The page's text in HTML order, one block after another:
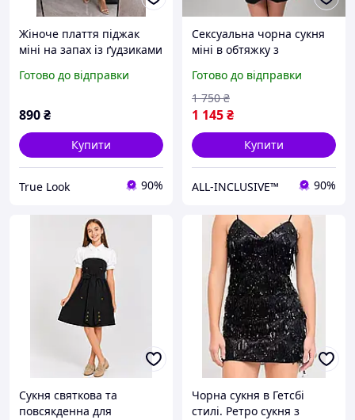
Жіноче плаття піджак
міні на запах із ґудзиками
рожеве бежеве
Готово до відправки
890₴
Купити
True Look 90%
Сексуальна чорна сукня
міні в обтяжку з
ефектна сукня-жилет на
ґудзиках з вирізом
Готово до відправки
1 145₴
1 750 ₴
Купити
ALL-INCLUSIVE™ 90%
Сукня святкова та
повсякденна для
Чорна сукня в Гетсбі
стилі. Ретро сукня з